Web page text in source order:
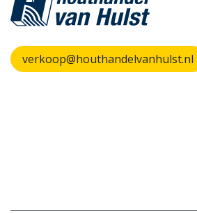
verkoop@houthandelvanhulst.nl